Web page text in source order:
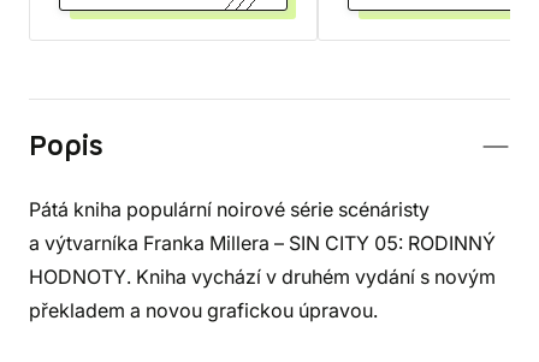
Popis
Pátá kniha populární noirové série scénáristy
a výtvarníka Franka Millera – SIN CITY 05: RODINNÝ
HODNOTY. Kniha vychází v druhém vydání s novým
překladem a novou grafickou úpravou.